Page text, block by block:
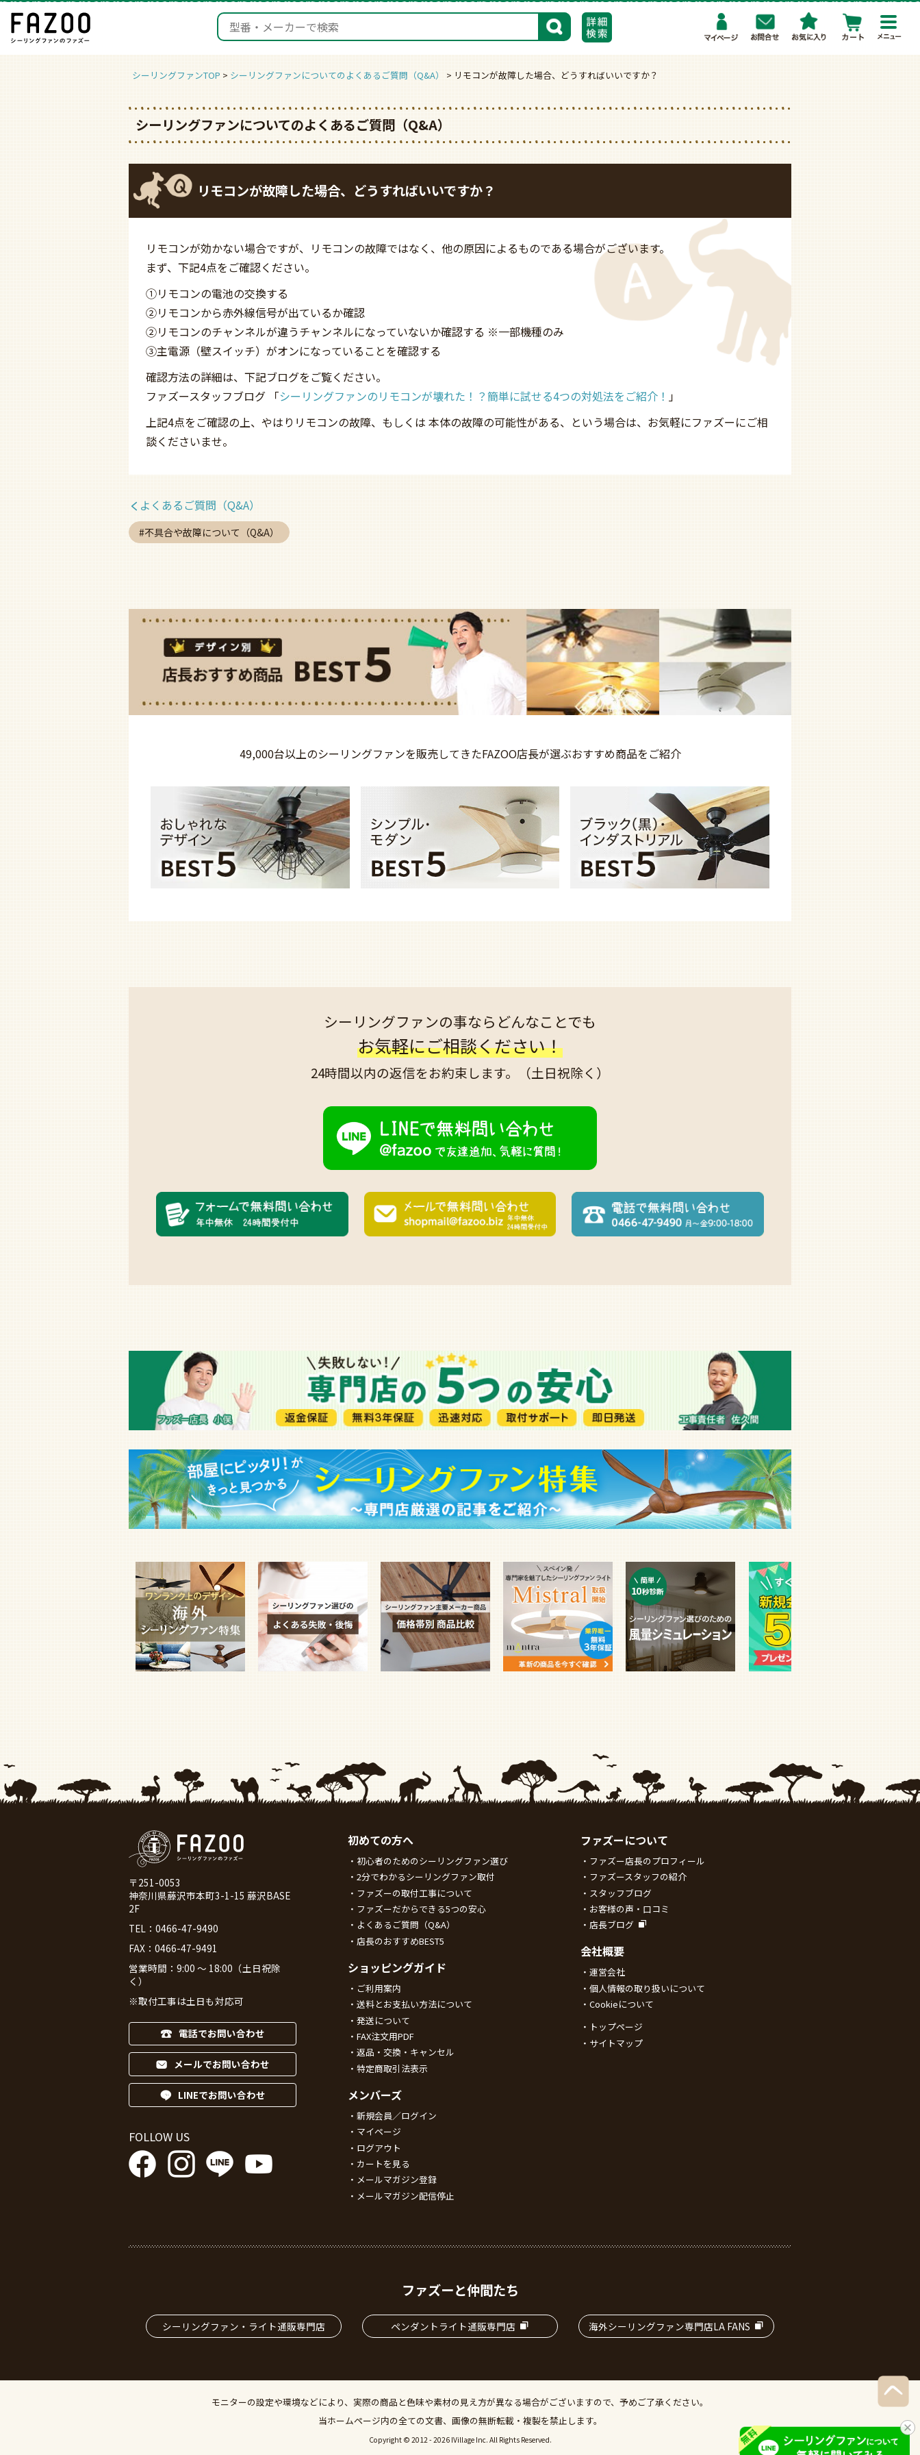
検索
シーリングファンTOP シーリングファンについてのよくあるご質問（Q&A） リモコンが故障した場合、どうすればいいですか？
シーリングファンについてのよくあるご質問（Q&A）
リモコンが故障した場合、どうすればいいですか？
リモコンが効かない場合ですが、リモコンの故障ではなく、他の原因によるものである場合がございます。
まず、下記4点をご確認ください。
①リモコンの電池の交換する
②リモコンから赤外線信号が出ているか確認
②リモコンのチャンネルが違うチャンネルになっていないか確認する ※一部機種のみ
③主電源（壁スイッチ）がオンになっていることを確認する
確認方法の詳細は、下記ブログをご覧ください。
ファズースタッフブログ 「シーリングファンのリモコンが壊れた！？簡単に試せる4つの対処法をご紹介！ 」
上記4点をご確認の上、やはりリモコンの故障、もしくは 本体の故障の可能性がある、という場合は、お気軽にファズーにご相
談くださいませ。
よくあるご質問（Q&A）
不具合や故障について（Q&A）
49,000台以上のシーリングファンを販売してきたFAZOO店長が選ぶおすすめ商品をご紹介
シーリングファンの事なら どんなことでも
お気軽にご相談ください！
24時間以内の返信をお約束します。 （土日祝除く）
初めての方へ
初心者のためのシーリングファン選び
2分でわかるシーリングファン取付
ファズーの取付工事について
ファズーだからできる5つの安心
よくあるご質問（Q&A）
店長のおすすめBEST5
ショッピングガイド
ご利用案内
送料とお支払い方法について
発送について
FAX注文用PDF
返品・交換・キャンセル
特定商取引法表示
メンバーズ
新規会員／ログイン
マイページ
ログアウト
カートを見る
メールマガジン登録
メールマガジン配信停止
ファズーについて
ファズー店長のプロフィール
ファズースタッフの紹介
スタッフブログ
お客様の声・口コミ
店長ブログ
会社概要
運営会社
個人情報の取り扱いについて
Cookieについて
トップページ
サイトマップ
〒251-0053
神奈川県藤沢市本町3-1-15 藤沢BASE
2F
TEL： 0466-47-9490
FAX：0466-47-9491
営業時間：9:00 ～ 18:00（土日祝除
く）
※取付工事は土日も対応可
電話でお問い合わせ
メールでお問い合わせ
LINEでお問い合わせ
FOLLOW US
ファズーと仲間たち
シーリングファン・ライト通販専門店 ペンダントライト通販専門店 海外シーリングファン専門店LA FANS
モニターの設定や環境などにより、実際の商品と色味や素材の見え方が異なる場合がございますので、予めご了承ください。
当ホームページ内の全ての文書、画像の無断転載・複製を禁止します。
Copyright © 2012 - 2026 IVillage Inc. All Rights Reserved.